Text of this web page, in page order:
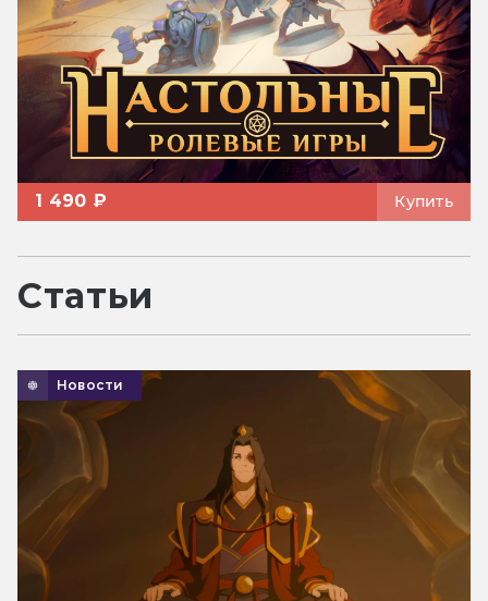
1 490 ₽ Купить
Статьи
Новости